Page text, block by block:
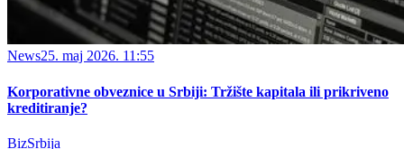
News25. maj 2026. 11:55
Korporativne obveznice u Srbiji: Tržište kapitala ili prikriveno
kreditiranje?
BizSrbija